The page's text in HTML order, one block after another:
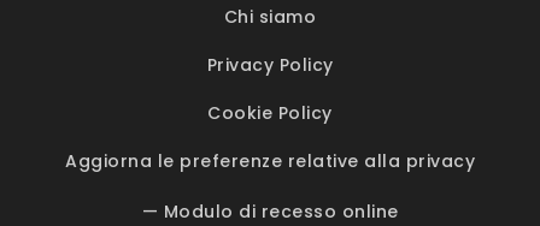
Chi siamo
Privacy Policy
Cookie Policy
Aggiorna le preferenze relative alla privacy
— Modulo di recesso online